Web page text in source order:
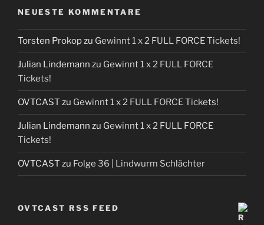
NEUESTE KOMMENTARE
Torsten Prokopzu Gewinnt 1 x 2 FULL FORCE Tickets!
Julian Lindemann zu Gewinnt 1 x 2 FULL FORCE
Tickets!
OVTCAST zu Gewinnt 1 x 2 FULL FORCE Tickets!
Julian Lindemann zu Gewinnt 1 x 2 FULL FORCE
Tickets!
OVTCAST zu Folge 36 | Lindwurm Schlächter
OVTCAST RSS FEED